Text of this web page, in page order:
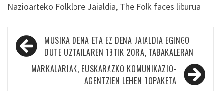
Nazioarteko Folklore Jaialdia, The Folk faces liburua
Bidalketetan
zehar
nabigatu
MUSIKA DENA ETA EZ DENA JAIALDIA EGINGO
DUTE UZTAILAREN 18TIK 20RA, TABAKALERAN
MARKALARIAK, EUSKARAZKO KOMUNIKAZIO-
AGENTZIEN LEHEN TOPAKETA